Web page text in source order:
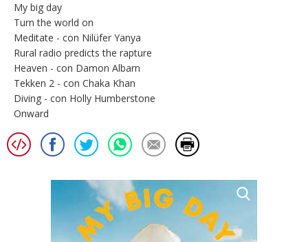
My big day
Turn the world on
Meditate - con Nilüfer Yanya
Rural radio predicts the rapture
Heaven - con Damon Albarn
Tekken 2 - con Chaka Khan
Diving - con Holly Humberstone
Onward